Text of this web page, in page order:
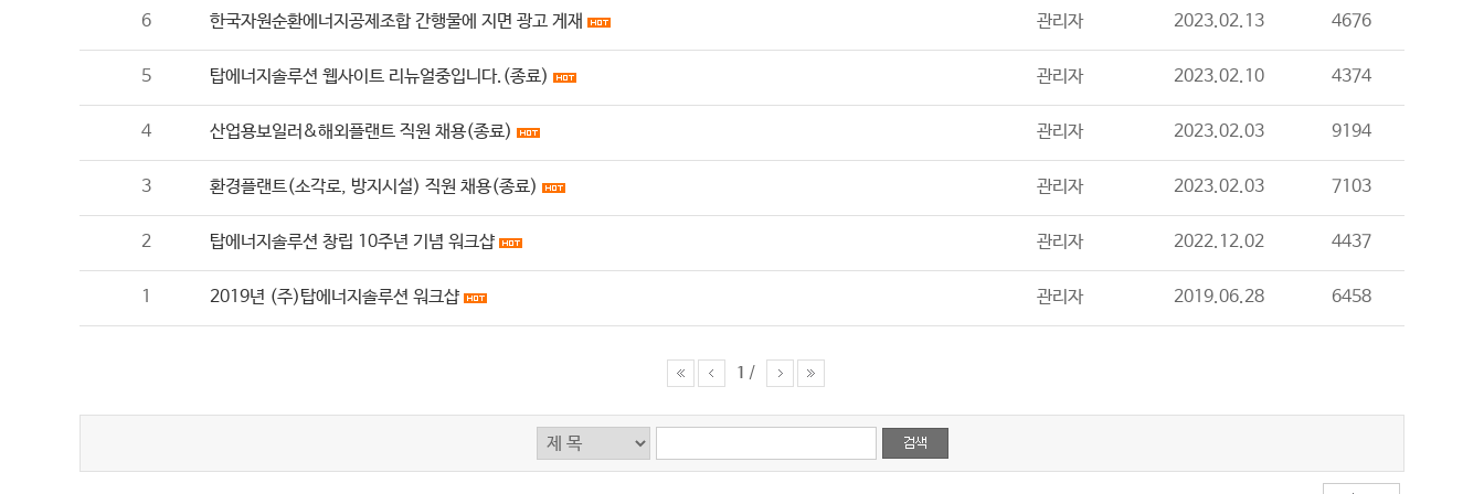
6 한국자원순환에너지공제조합 간행물에 지면 광고 게재 관리자 2023.02.13 4676
5 탑에너지솔루션 웹사이트 리뉴얼중입니다.(종료) 관리자 2023.02.10 4374
4 산업용보일러&해외플랜트 직원 채용(종료) 관리자 2023.02.03 9194
3 환경플랜트(소각로, 방지시설) 직원 채용(종료) 관리자 2023.02.03 7103
2 탑에너지솔루션 창립 10주년 기념 워크샵 관리자 2022.12.02 4437
1 2019년 (주)탑에너지솔루션 워크샵 관리자 2019.06.28 6458
1 /